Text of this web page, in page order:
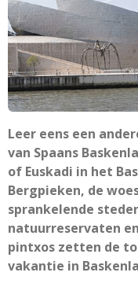
Leer eens een
van Spaans
of Euskadi in het
Bergpieken, de
sprankelende
natuurreservaten
pintxos zetten de
vakantie in